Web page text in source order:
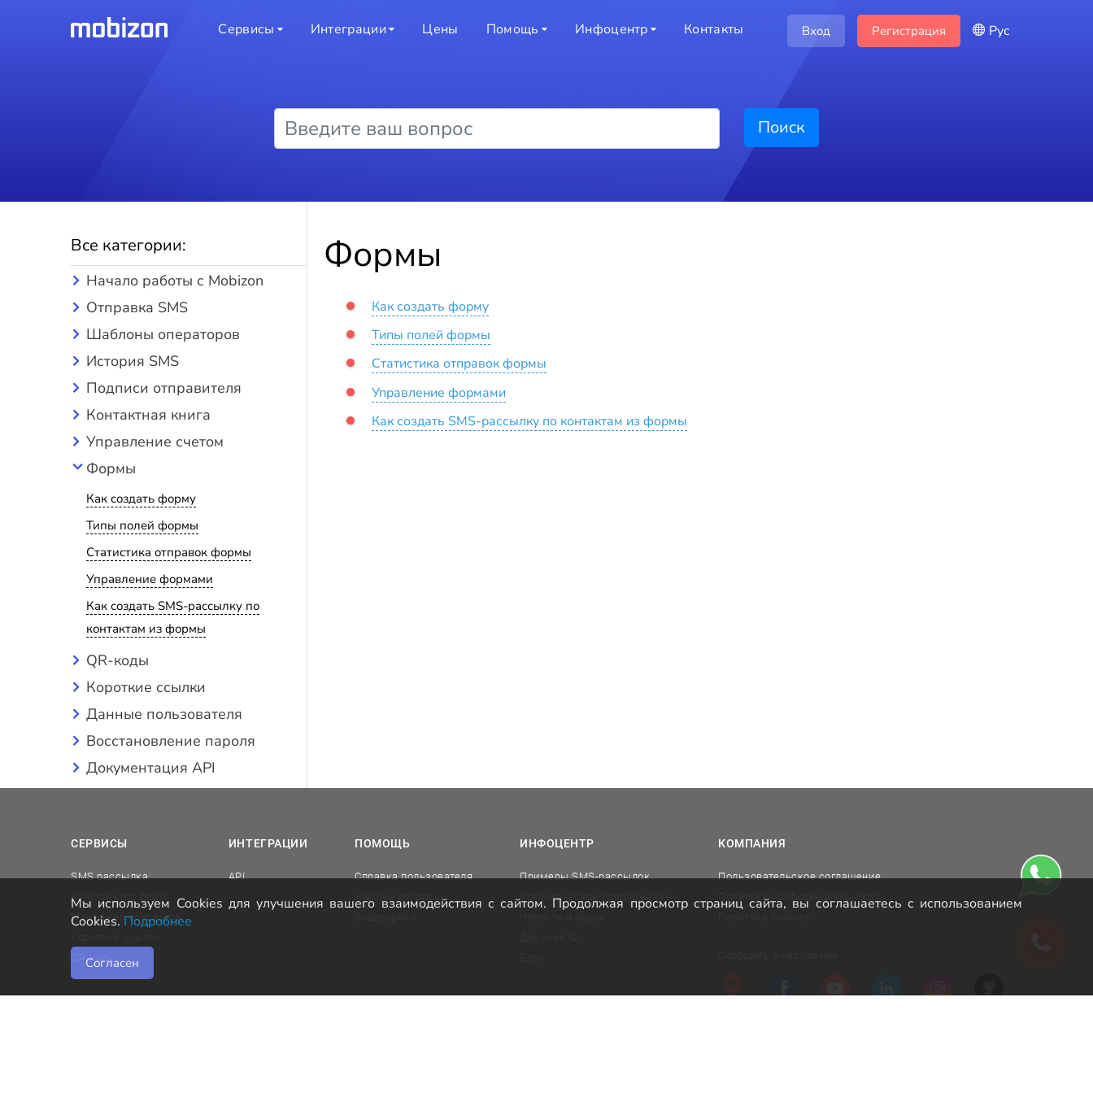
Сервисы Интеграции Цены Помощь Инфоцентр Контакты Вход Регистрация Рус
Поиск
Все категории:
Начало работы с Mobizon
Отправка SMS
Шаблоны операторов
История SMS
Подписи отправителя
Контактная книга
Управление счетом
Формы
Как создать форму
Типы полей формы
Статистика отправок формы
Управление формами
Как создать SMS-рассылку по
контактам из формы
QR-коды
Короткие ссылки
Данные пользователя
Восстановление пароля
Документация API
Формы
Как создать форму
Типы полей формы
Статистика отправок формы
Управление формами
Как создать SMS-рассылку по контактам из формы
СЕРВИСЫ
SMS рассылка
Конструктор форм
Менеджер контактов
QR-коды
ИНТЕГРАЦИИ
API
ПОМОЩЬ
Справка пользователя
Частые вопросы
ИНФОЦЕНТР
Примеры SMS-рассылок
Коммерческое предложение
КОМПАНИЯ
Пользовательское соглашение
Политика конфиденциальности
Мы используем Cookies для улучшения вашего взаимодействия с сайтом. Продолжая просмотр страниц сайта, вы соглашаетесь с использованием
Cookies. Подробнее
Согласен